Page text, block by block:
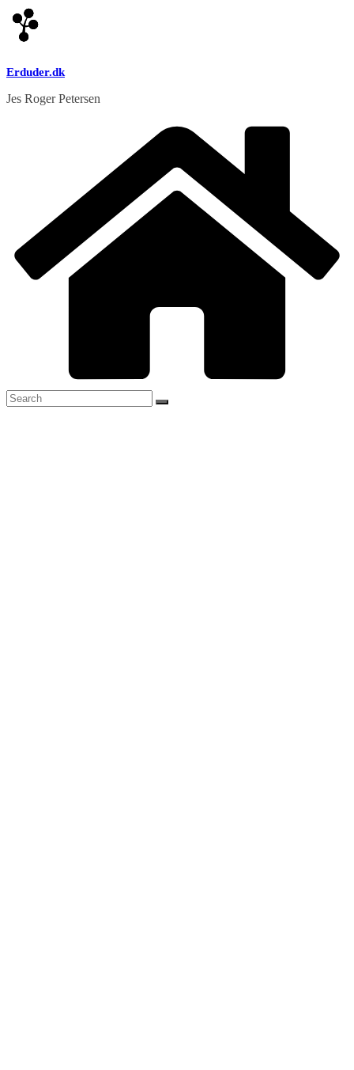
Skip
to
content
Erduder.dk
Jes Roger Petersen